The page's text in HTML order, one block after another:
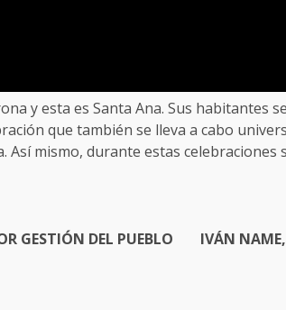
y esta es Santa Ana. Sus habitantes
que también se lleva a cabo
Así mismo, durante estas
GESTIÓN DEL PUEBLO
IVÁN